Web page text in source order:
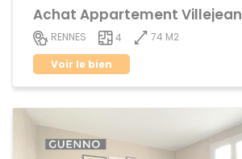
Achat Appartement Villejean
RENNES 4
74 M2
Voir le bien